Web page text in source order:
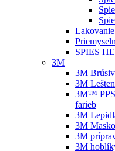
SPIES
3M
3M
3M
3M™
farieb
3M
3M
3M
3M